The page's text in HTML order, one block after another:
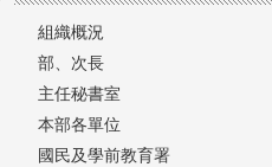
組織概況
部、次長
主任秘書室
本部各單位
國民及學前教育署